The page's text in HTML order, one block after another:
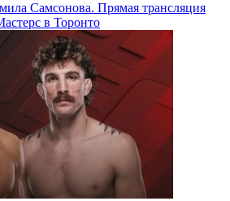
Самсонова. Прямая трансляция
в Торонто